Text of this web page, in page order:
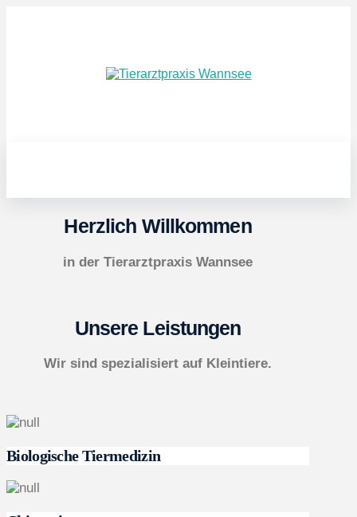
Herzlich Willkommen
in der Tierarztpraxis Wannsee
Unsere Leistungen
Wir sind spezialisiert auf Kleintiere.
Biologische Tiermedizin